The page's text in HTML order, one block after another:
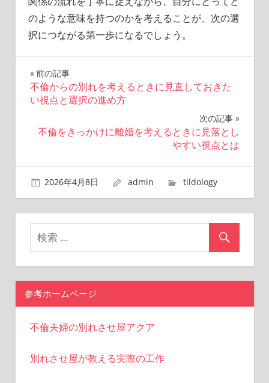
のような意味を持つのかを考えることが、次の選
択につながる第一歩になるでしょう。
投
ナ
ビ
ゲ
ー
シ
ョ
ン
前の記事
不倫からの別れを考えるときに見直しておきた
い視点と選択の進め方
次の記事
不倫をきっかけに離婚を考えるときに見落とし
やすい視点とは
2026年4月8日 admin tildology
参考ホームページ
不倫夫婦の別れさせ屋アクア
別れさせ屋が教える実際の工作